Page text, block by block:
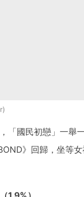
「國民初戀」一舉
》回歸，坐等女